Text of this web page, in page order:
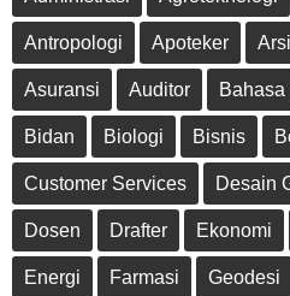
Antropologi Apoteker
Asuransi Auditor Bahasa
Bidan Biologi Bisnis
Customer Services Desain
Dosen Drafter Ekonomi
Energi Farmasi Geodesi